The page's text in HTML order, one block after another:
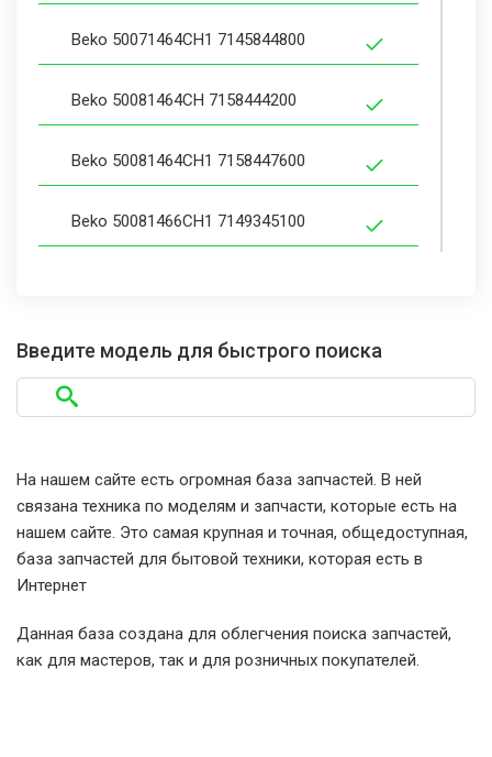
Beko 50071464CH1 7145844800
Beko 50081464CH 7158444200
Beko 50081464CH1 7158447600
Beko 50081466CH1 7149345100
Beko 50091464CH1 7145648900
Beko 50091464CH1 7158143200
Beko 5061L 7126520200
Beko 5081L 7125920200
Beko 5W8514CH 7161545400
Введите модель для быстрого поиска
На нашем сайте есть огромная база запчастей. В ней
связана техника по моделям и запчасти, которые есть на
нашем сайте. Это самая крупная и точная, общедоступная,
база запчастей для бытовой техники, которая есть в
Интернет
Данная база создана для облегчения поиска запчастей,
как для мастеров, так и для розничных покупателей.